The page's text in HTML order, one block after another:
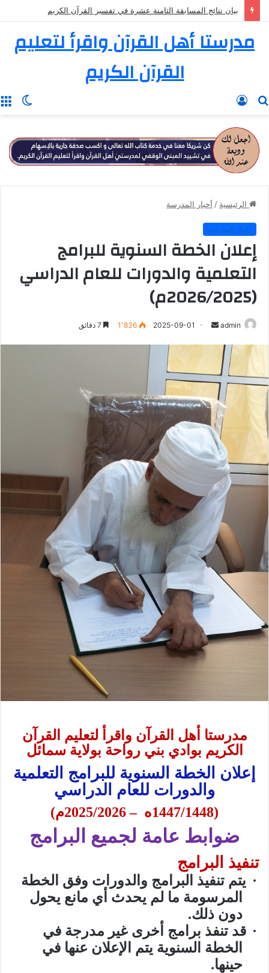
بيان نتائج المسابقة الثامنة عشرة في تفسير القرآن الكريم
مدرستا أهل القرآن واقرأ لتعليم
القرآن الكريم
بحث
الرئيسية / أخبار المدرسة
أخبار المدرسة
إعلان الخطة السنوية للبرامج
التعلمية والدورات للعام الدراسي
(2026/2025م)
admin
أرسل
2025-09-01 1٬836
مدرستا أهل القرآن واقرأ لتعليم القرآن
الكريم بوادي بني رواحة بولاية سمائل
إعلان الخطة السنوية للبرامج التعلمية
والدورات للعام الدراسي
(1447/1448ه – 2025/2026م)
ضوابط عامة لجميع البرامج
تنفيذ البرامج
· يتم تنفيذ البرامج والدورات وفق الخطة
المرسومة ما لم يحدث أي مانع يحول
دون ذلك.
· قد تنفذ برامج أخرى غير مدرجة في
الخطة السنوية يتم الإعلان عنها في
حينها.